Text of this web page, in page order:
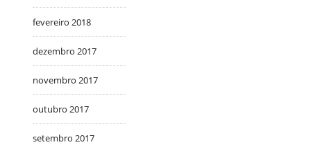
fevereiro 2018
dezembro 2017
novembro 2017
outubro 2017
setembro 2017